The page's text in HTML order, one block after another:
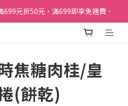
元折50元，滿699即享免運費．
元折50元，滿699即享免運費．
焦糖肉桂/皇
(餅乾)